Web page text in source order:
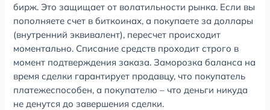
бирж. Это защищает от волатильности рынка. Если вы
пополняете счет в биткоинах, а покупаете за доллары
(внутренний эквивалент), пересчет происходит
моментально. Списание средств проходит строго в
момент подтверждения заказа. Заморозка баланса на
время сделки гарантирует продавцу, что покупатель
платежеспособен, а покупателю – что деньги никуда
не денутся до завершения сделки.